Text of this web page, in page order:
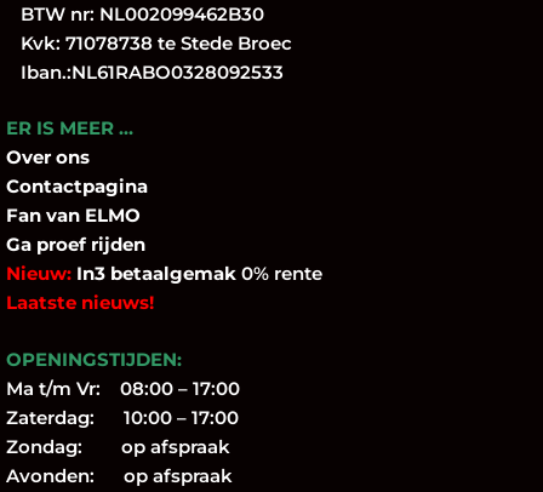
BTW nr: NL002099462B30
Kvk: 71078738 te Stede Broec
Iban.:NL61RABO0328092533
ER IS MEER …
Over ons
Contactpagina
Fan van ELMO
Ga proef rijden
Nieuw: In3 betaalgemak 0% rente
Laatste nieuws!
OPENINGSTIJDEN:
Ma t/m Vr: 08:00 – 17:00
Zaterdag: 10:00 – 17:00
Zondag: op afspraak
Avonden: op afspraak